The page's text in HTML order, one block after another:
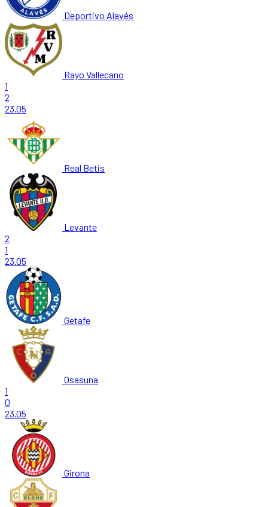
Deportivo Alavés
Rayo Vallecano
1
2
23.05
Real Betis
Levante
2
1
23.05
Getafe
Osasuna
1
0
23.05
Girona